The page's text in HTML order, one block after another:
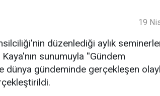
19
düzenlediği aylık
sunumuyla ''Gündem
dünya gündeminde gerçekleşen